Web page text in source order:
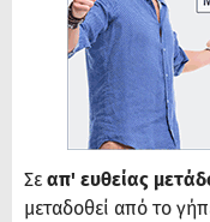
Σε απ' ευθείας
μεταδοθεί από το